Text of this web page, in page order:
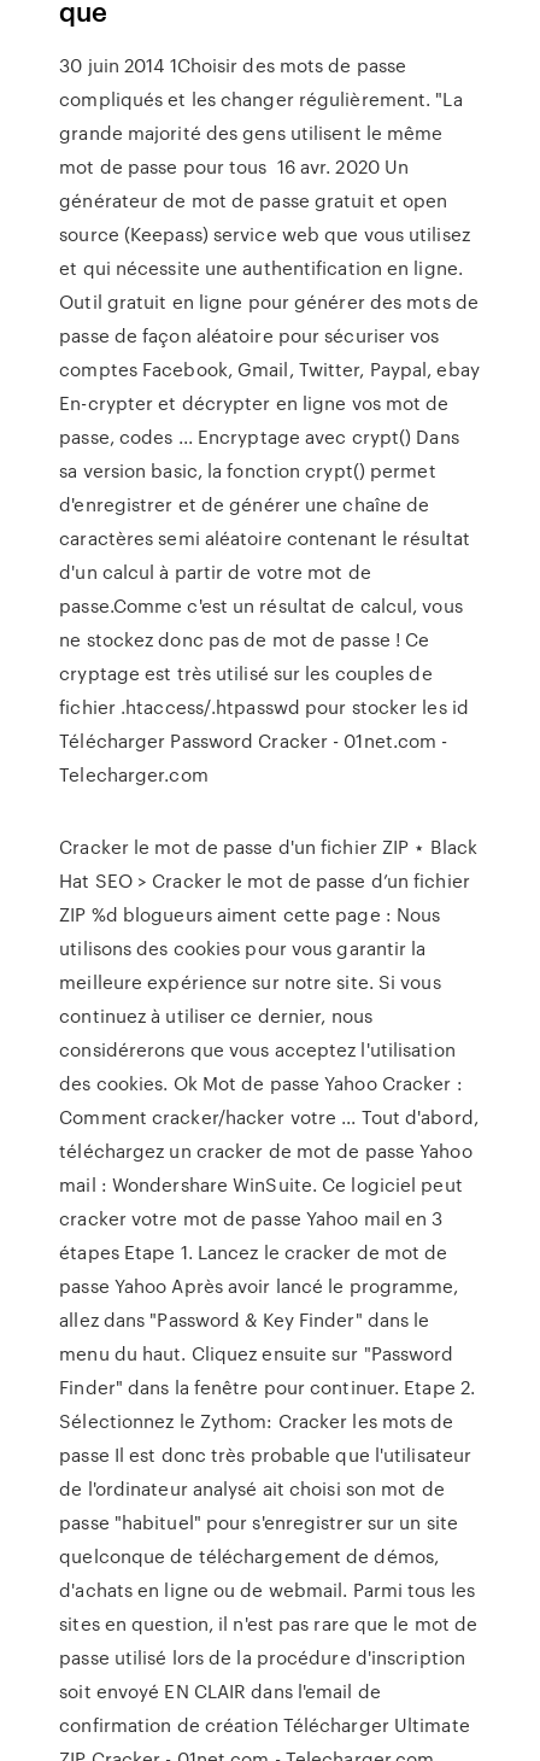
que
30 juin 2014 1Choisir des mots de passe
compliqués et les changer régulièrement. "La
grande majorité des gens utilisent le même
mot de passe pour tous 16 avr. 2020 Un
générateur de mot de passe gratuit et open
source (Keepass) service web que vous utilisez
et qui nécessite une authentification en ligne.
Outil gratuit en ligne pour générer des mots de
passe de façon aléatoire pour sécuriser vos
comptes Facebook, Gmail, Twitter, Paypal, ebay
En-crypter et décrypter en ligne vos mot de
passe, codes ... Encryptage avec crypt() Dans
sa version basic, la fonction crypt() permet
d'enregistrer et de générer une chaîne de
caractères semi aléatoire contenant le résultat
d'un calcul à partir de votre mot de
passe.Comme c'est un résultat de calcul, vous
ne stockez donc pas de mot de passe ! Ce
cryptage est très utilisé sur les couples de
fichier .htaccess/.htpasswd pour stocker les id
Télécharger Password Cracker - 01net.com -
Telecharger.com
Cracker le mot de passe d'un fichier ZIP ⋆ Black
Hat SEO > Cracker le mot de passe d’un fichier
ZIP %d blogueurs aiment cette page : Nous
utilisons des cookies pour vous garantir la
meilleure expérience sur notre site. Si vous
continuez à utiliser ce dernier, nous
considérerons que vous acceptez l'utilisation
des cookies. Ok Mot de passe Yahoo Cracker :
Comment cracker/hacker votre ... Tout d'abord,
téléchargez un cracker de mot de passe Yahoo
mail : Wondershare WinSuite. Ce logiciel peut
cracker votre mot de passe Yahoo mail en 3
étapes Etape 1. Lancez le cracker de mot de
passe Yahoo Après avoir lancé le programme,
allez dans "Password & Key Finder" dans le
menu du haut. Cliquez ensuite sur "Password
Finder" dans la fenêtre pour continuer. Etape 2.
Sélectionnez le Zythom: Cracker les mots de
passe Il est donc très probable que l'utilisateur
de l'ordinateur analysé ait choisi son mot de
passe "habituel" pour s'enregistrer sur un site
quelconque de téléchargement de démos,
d'achats en ligne ou de webmail. Parmi tous les
sites en question, il n'est pas rare que le mot de
passe utilisé lors de la procédure d'inscription
soit envoyé EN CLAIR dans l'email de
confirmation de création Télécharger Ultimate